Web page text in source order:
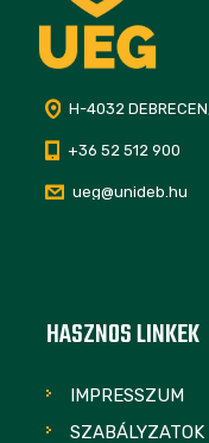
H-4032 DEBRECEN,
+36 52 512 900
ueg@unideb.hu
HASZNOS LINKEK
IMPRESSZUM
SZABÁLYZATOK